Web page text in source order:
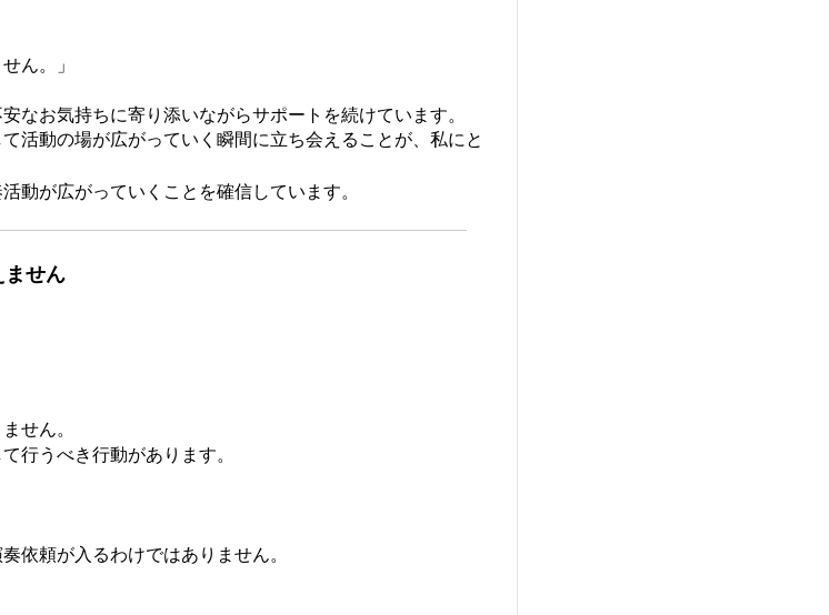
ん。」
なお気持ちに寄り添いながらサポートを続けています。
活動の場が広がっていく瞬間に立ち会えることが、私にと
動が広がっていくことを確信しています。
せん
せん。
行うべき行動があります。
依頼が入るわけではありません。